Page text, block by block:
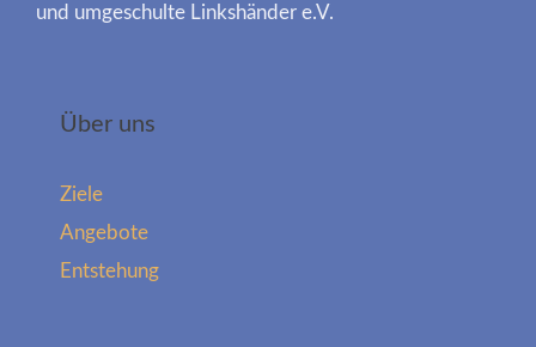
und umgeschulte Linkshänder e.V.
Über uns
Ziele
Angebote
Entstehung